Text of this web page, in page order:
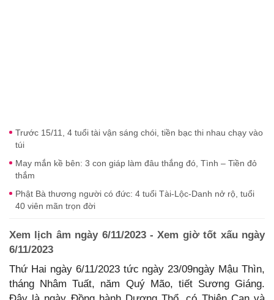
Trước 15/11, 4 tuổi tài vận sáng chói, tiền bạc thi nhau chạy vào
túi
May mắn kề bên: 3 con giáp làm đâu thắng đó, Tình – Tiền đỏ
thắm
Phật Bà thương người có đức: 4 tuổi Tài-Lộc-Danh nở rộ, tuổi
40 viên mãn trọn đời
Xem lịch âm ngày 6/11/2023 - Xem giờ tốt xấu ngày
6/11/2023
Thứ Hai ngày 6/11/2023 tức ngày 23/09ngày Mậu Thìn,
tháng Nhâm Tuất, năm Quý Mão, tiết Sương Giáng.